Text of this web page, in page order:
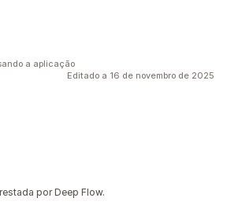
Editado a 16 de novembro de 2025
a aplicação
por Deep Flow.